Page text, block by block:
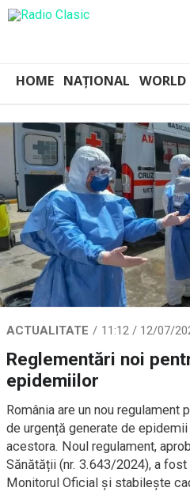
HOME NAȚIONAL WORLD
ACTUALITATE 11:12 / 12/07/
Reglementări noi
epidemiilor
România are un nou
de urgență generate de
acestora. Noul regulament,
Sănătății (nr. 3.643/2024), a
Monitorul Oficial și stabilește